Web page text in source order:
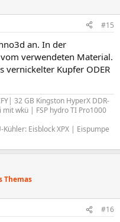
#15
an. In der
verwendeten Material.
vernickelter Kupfer ODER
32 GB Kingston HyperX DDR-
wkü | FSP hydro TI Pro1000
Eisblock XPX | Eispumpe
Themas
#16